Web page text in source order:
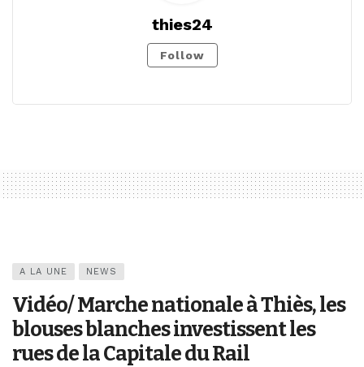
thies24
Follow
A LA UNE NEWS
Vidéo/ Marche nationale à Thiès, les
blouses blanches investissent les
rues de la Capitale du Rail